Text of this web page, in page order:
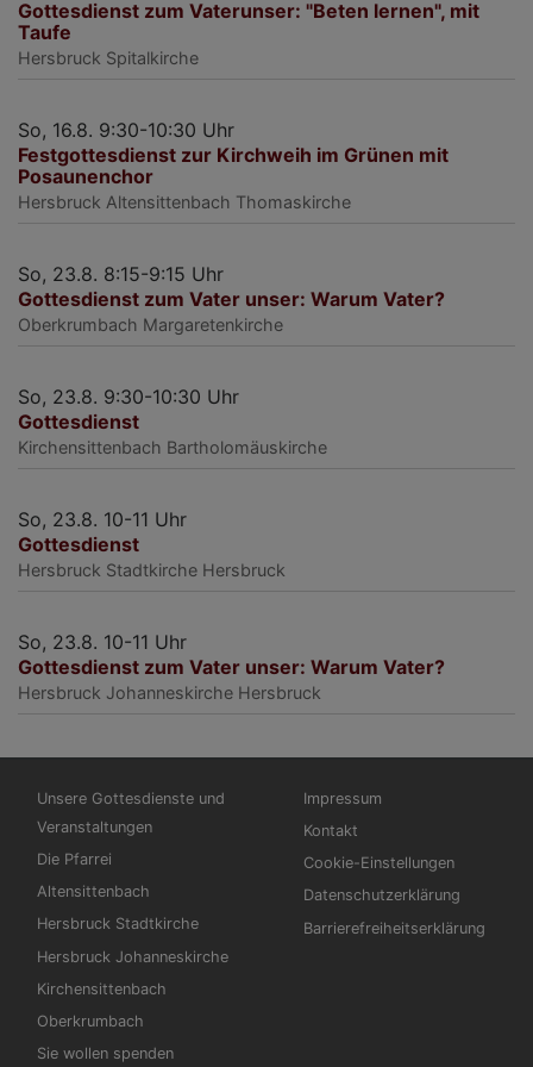
Gottesdienst zum Vaterunser: "Beten lernen", mit
Taufe
Hersbruck Spitalkirche
So, 16.8. 9:30-10:30 Uhr
Festgottesdienst zur Kirchweih im Grünen mit
Posaunenchor
Hersbruck Altensittenbach Thomaskirche
So, 23.8. 8:15-9:15 Uhr
Gottesdienst zum Vater unser: Warum Vater?
Oberkrumbach Margaretenkirche
So, 23.8. 9:30-10:30 Uhr
Gottesdienst
Kirchensittenbach Bartholomäuskirche
So, 23.8. 10-11 Uhr
Gottesdienst
Hersbruck Stadtkirche Hersbruck
So, 23.8. 10-11 Uhr
Gottesdienst zum Vater unser: Warum Vater?
Hersbruck Johanneskirche Hersbruck
Hauptnavigation
Unsere Gottesdienste und
Veranstaltungen
Die Pfarrei
Altensittenbach
Hersbruck Stadtkirche
Hersbruck Johanneskirche
Kirchensittenbach
Oberkrumbach
Sie wollen spenden
Fußbereichsmenü
Impressum
Kontakt
Cookie-Einstellungen
Datenschutzerklärung
Barrierefreiheitserklärung